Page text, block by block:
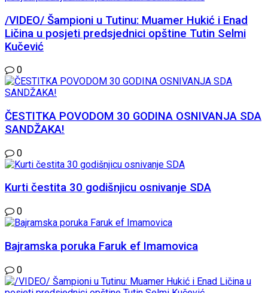
/VIDEO/ Šampioni u Tutinu: Muamer Hukić i Enad
Ličina u posjeti predsjednici opštine Tutin Selmi
Kučević
0
ČESTITKA POVODOM 30 GODINA OSNIVANJA SDA
SANDŽAKA!
0
Kurti čestita 30 godišnjicu osnivanje SDA
0
Bajramska poruka Faruk ef Imamovica
0